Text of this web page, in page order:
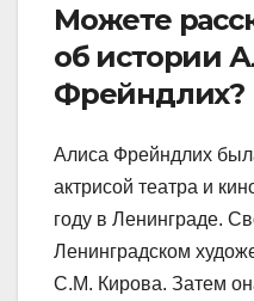
Можете
об истории
Фрейндлих?
Алиса Фрейндлих
актрисой театра и
году в Ленинграде.
Ленинградском
С.М. Кирова. Затем